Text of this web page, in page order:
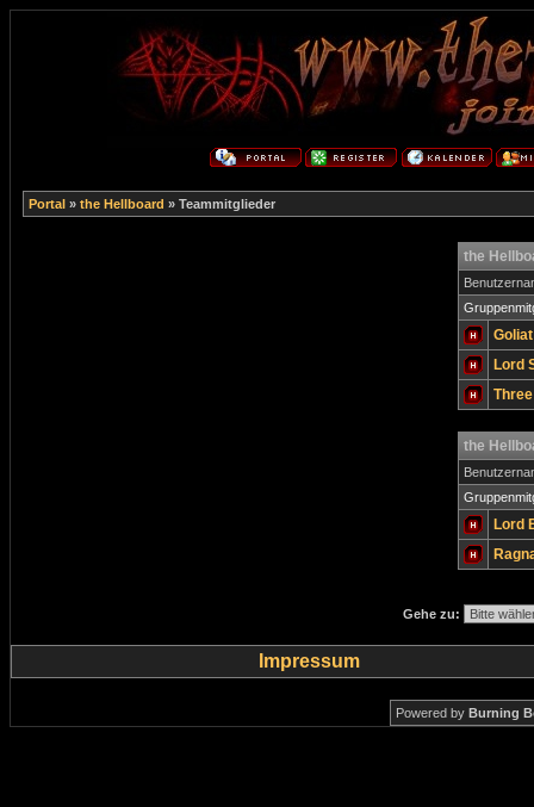
Portal » the Hellboard » Teammitglieder
the
Lord
the
Lord
Gehe zu:
Impressum
Powered by Burning